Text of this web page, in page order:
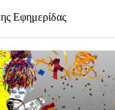
Εφημερίδας